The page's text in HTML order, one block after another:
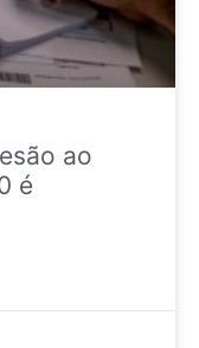
ao
é